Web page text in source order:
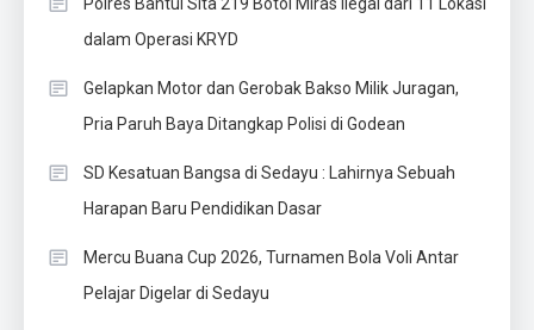
dalam Operasi KRYD
Gelapkan Motor dan Gerobak Bakso Milik Juragan,
Pria Paruh Baya Ditangkap Polisi di Godean
SD Kesatuan Bangsa di Sedayu : Lahirnya Sebuah
Harapan Baru Pendidikan Dasar
Mercu Buana Cup 2026, Turnamen Bola Voli Antar
Pelajar Digelar di Sedayu